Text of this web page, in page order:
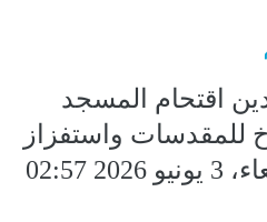
اقتحام المسجد
للمقدسات واستفزاز
لمشاعر...اليوم الأربعاء، 3 يونيو 2026 02:57